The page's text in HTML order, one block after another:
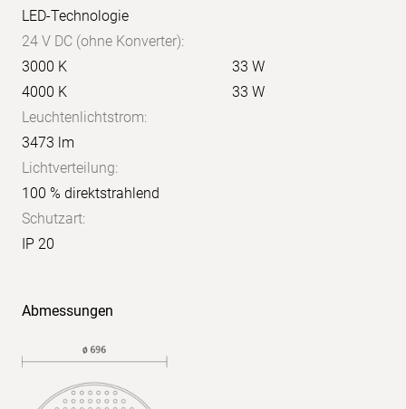
LED-Technologie
24 V DC (ohne Konverter):
3000 K
33 W
4000 K
33 W
Leuchtenlichtstrom:
3473 lm
Lichtverteilung:
100 % direktstrahlend
Schutzart:
IP 20
Y:
S:
Abmessungen